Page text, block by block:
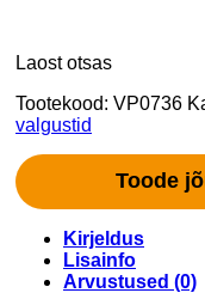
Laost otsas
Tootekood: VP0736
valgustid
Toode
Kirjeldus
Lisainfo
Arvustused (0)